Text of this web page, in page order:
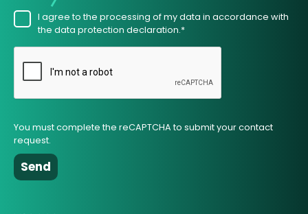
I agree to the processing of my data in accordance with
the data protection declaration.*
You must complete the reCAPTCHA to submit your contact
request.